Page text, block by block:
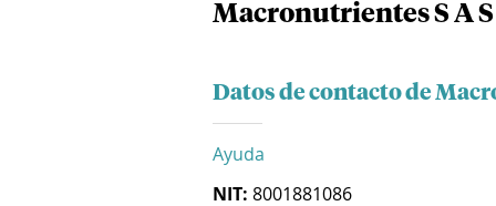
Macronutrientes S A S
Datos de contacto de
Ayuda
NIT: 8001881086